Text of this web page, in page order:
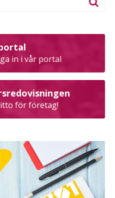
in i vår portal
för företag!